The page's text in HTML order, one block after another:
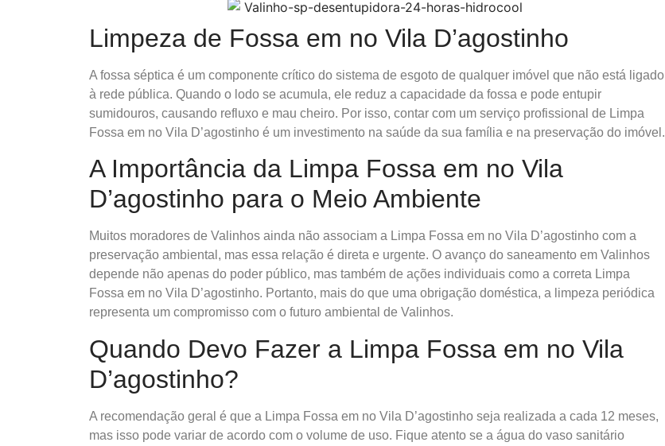
Limpeza de Fossa em no Vila D’agostinho
A fossa séptica é um componente crítico do sistema de esgoto de qualquer imóvel que não está ligado
à rede pública. Quando o lodo se acumula, ele reduz a capacidade da fossa e pode entupir
sumidouros, causando refluxo e mau cheiro. Por isso, contar com um serviço profissional de Limpa
Fossa em no Vila D’agostinho é um investimento na saúde da sua família e na preservação do imóvel.
A Importância da Limpa Fossa em no Vila
D’agostinho para o Meio Ambiente
Muitos moradores de Valinhos ainda não associam a Limpa Fossa em no Vila D’agostinho com a
preservação ambiental, mas essa relação é direta e urgente. O avanço do saneamento em Valinhos
depende não apenas do poder público, mas também de ações individuais como a correta Limpa
Fossa em no Vila D’agostinho. Portanto, mais do que uma obrigação doméstica, a limpeza periódica
representa um compromisso com o futuro ambiental de Valinhos.
Quando Devo Fazer a Limpa Fossa em no Vila
D’agostinho?
A recomendação geral é que a Limpa Fossa em no Vila D’agostinho seja realizada a cada 12 meses,
mas isso pode variar de acordo com o volume de uso. Fique atento se a água do vaso sanitário